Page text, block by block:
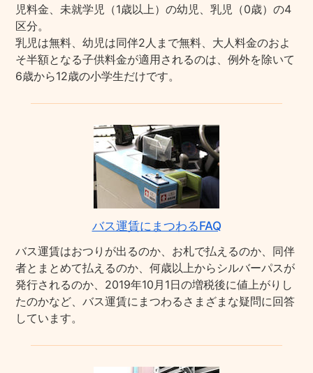
児料金、未就学児（1歳以上）の幼児、乳児（0歳）の4
区分。
乳児は無料、幼児は同伴2人まで無料、大人料金のおよ
そ半額となる子供料金が適用されるのは、例外を除いて
6歳から12歳の小学生だけです。
バス運賃にまつわるFAQ
バス運賃はおつりが出るのか、お札で払えるのか、同伴
者とまとめて払えるのか、何歳以上からシルバーパスが
発行されるのか、2019年10月1日の増税後に値上がりし
たのかなど、バス運賃にまつわるさまざまな疑問に回答
しています。